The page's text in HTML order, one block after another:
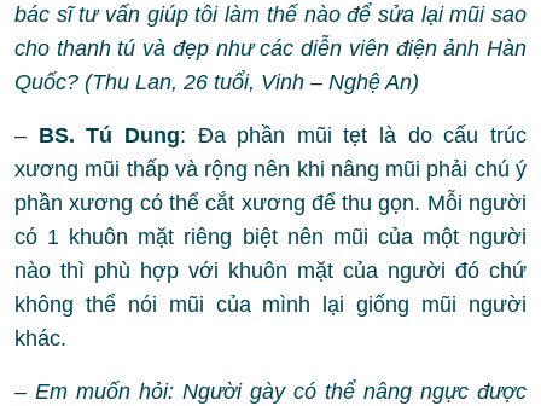
bác sĩ tư vấn giúp tôi làm thế nào để sửa lại mũi sao
cho thanh tú và đẹp như các diễn viên điện ảnh Hàn
Quốc? (Thu Lan, 26 tuổi, Vinh – Nghệ An)
– BS. Tú Dung: Đa phần mũi tẹt là do cấu trúc
xương mũi thấp và rộng nên khi nâng mũi phải chú ý
phần xương có thể cắt xương để thu gọn. Mỗi người
có 1 khuôn mặt riêng biệt nên mũi của một người
nào thì phù hợp với khuôn mặt của người đó chứ
không thể nói mũi của mình lại giống mũi người
khác.
– Em muốn hỏi: Người gày có thể nâng ngực được